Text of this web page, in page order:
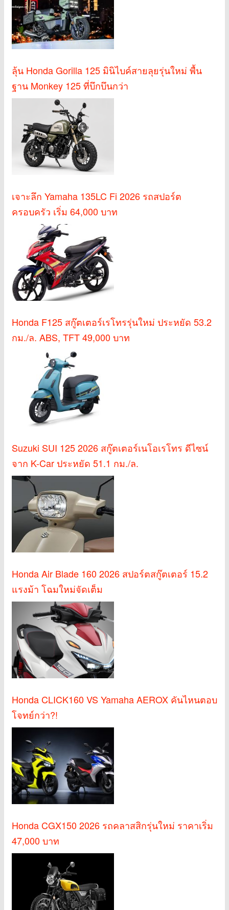
ลุ้น Honda Gorilla 125 มินิไบค์สายลุยรุ่นใหม่ พื้น
ฐาน Monkey 125 ที่บึกบึนกว่า
เจาะลึก Yamaha 135LC Fi 2026 รถสปอร์ต
ครอบครัว เริ่ม 64,000 บาท
Honda F125 สกู๊ตเตอร์เรโทรรุ่นใหม่ ประหยัด 53.2
กม./ล. ABS, TFT 49,000 บาท
Suzuki SUI 125 2026 สกู๊ตเตอร์เนโอเรโทร ดีไซน์
จาก K-Car ประหยัด 51.1 กม./ล.
Honda Air Blade 160 2026 สปอร์ตสกู๊ตเตอร์ 15.2
แรงม้า โฉมใหม่จัดเต็ม
Honda CLICK160 VS Yamaha AEROX คันไหนตอบ
โจทย์กว่า?!
Honda CGX150 2026 รถคลาสสิกรุ่นใหม่ ราคาเริ่ม
47,000 บาท